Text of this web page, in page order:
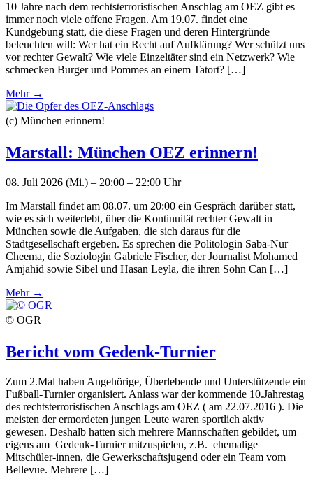
10 Jahre nach dem rechtsterroristischen Anschlag am OEZ gibt es
immer noch viele offene Fragen. Am 19.07. findet eine
Kundgebung statt, die diese Fragen und deren Hintergründe
beleuchten will: Wer hat ein Recht auf Aufklärung? Wer schützt uns
vor rechter Gewalt? Wie viele Einzeltäter sind ein Netzwerk? Wie
schmecken Burger und Pommes an einem Tatort? […]
Mehr →
(c) München erinnern!
Marstall: München OEZ erinnern!
08. Juli 2026 (Mi.) – 20:00 – 22:00 Uhr
Im Marstall findet am 08.07. um 20:00 ein Gespräch darüber statt,
wie es sich weiterlebt, über die Kontinuität rechter Gewalt in
München sowie die Aufgaben, die sich daraus für die
Stadtgesellschaft ergeben. Es sprechen die Politologin Saba-Nur
Cheema, die Soziologin Gabriele Fischer, der Journalist Mohamed
Amjahid sowie Sibel und Hasan Leyla, die ihren Sohn Can […]
Mehr →
© OGR
Bericht vom Gedenk-Turnier
Zum 2.Mal haben Angehörige, Überlebende und Unterstützende ein
Fußball-Turnier organisiert. Anlass war der kommende 10.Jahrestag
des rechtsterroristischen Anschlags am OEZ ( am 22.07.2016 ). Die
meisten der ermordeten jungen Leute waren sportlich aktiv
gewesen. Deshalb hatten sich mehrere Mannschaften gebildet, um
eigens am Gedenk-Turnier mitzuspielen, z.B. ehemalige
Mitschüler-innen, die Gewerkschaftsjugend oder ein Team vom
Bellevue. Mehrere […]